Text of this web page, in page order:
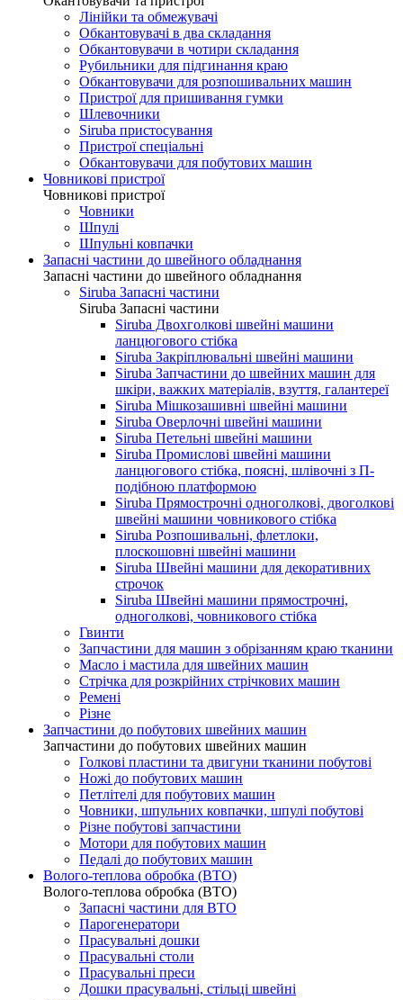
Лінійки та обмежувачі
Обкантовувачі в два складання
Обкантовувачи в чотири складання
Рубильники для підгинання краю
Обкантовувачи для розпошивальних машин
Пристрої для пришивання гумки
Шлевочники
Siruba пристосування
Пристрої спеціальні
Обкантовувачи для побутових машин
Човникові пристрої
Човникові пристрої
Човники
Шпулі
Шпульні ковпачки
Запасні частини до швейного обладнання
Запасні частини до швейного обладнання
Siruba Запасні частини
Siruba Запасні частини
Siruba Двохголкові швейні машини
ланцюгового стібка
Siruba Закріплювальні швейні машини
Siruba Запчастини до швейних машин для
шкіри, важких матеріалів, взуття, галантереї
Siruba Мішкозашивні швейні машини
Siruba Оверлочні швейні машини
Siruba Петельні швейні машини
Siruba Промислові швейні машини
ланцюгового стібка, поясні, шлівочні з П-
подібною платформою
Siruba Прямострочні одноголкові, двоголкові
швейні машини човникового стібка
Siruba Розпошивальні, флетлоки,
плоскошовні швейні машини
Siruba Швейні машини для декоративних
строчок
Siruba Швейні машини прямострочні,
одноголкові, човникового стібка
Гвинти
Запчастини для машин з обрізанням краю тканини
Масло і мастила для швейних машин
Стрічка для розкрійних стрічкових машин
Ремені
Різне
Запчастини до побутових швейних машин
Запчастини до побутових швейних машин
Голкові пластини та двигуни тканини побутові
Ножі до побутових машин
Петлітелі для побутових машин
Човники, шпульних ковпачки, шпулі побутові
Різне побутові запчастини
Мотори для побутових машин
Педалі до побутових машин
Волого-теплова обробка (ВТО)
Волого-теплова обробка (ВТО)
Запасні частини для ВТО
Парогенератори
Прасувальні дошки
Прасувальні столи
Прасувальні преси
Дошки прасувальні, стільці швейні